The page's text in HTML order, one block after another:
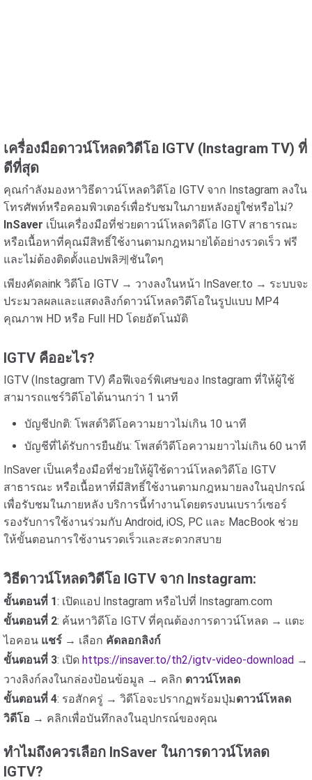
เครื่องมือดาวน์โหลดวิดีโอ IGTV (Instagram TV) ที่
ดีที่สุด
คุณกำลังมองหาวิธีดาวน์โหลดวิดีโอ IGTV จาก Instagram ลงใน
โทรศัพท์หรือคอมพิวเตอร์เพื่อรับชมในภายหลังอยู่ใช่หรือไม่?
InSaver เป็นเครื่องมือที่ช่วยดาวน์โหลดวิดีโอ IGTV สาธารณะ
หรือเนื้อหาที่คุณมีสิทธิ์ใช้งานตามกฎหมายได้อย่างรวดเร็ว ฟรี
และไม่ต้องติดตั้งแอปพลิ케ชันใดๆ
เพียงคัดลink วิดีโอ IGTV → วางลงในหน้า InSaver.to → ระบบจะ
ประมวลผลและแสดงลิงก์ดาวน์โหลดวิดีโอในรูปแบบ MP4
คุณภาพ HD หรือ Full HD โดยอัตโนมัติ
IGTV คืออะไร?
IGTV (Instagram TV) คือฟีเจอร์พิเศษของ Instagram ที่ให้ผู้ใช้
สามารถแชร์วิดีโอได้นานกว่า 1 นาที
บัญชีปกติ: โพสต์วิดีโอความยาวไม่เกิน 10 นาที
บัญชีที่ได้รับการยืนยัน: โพสต์วิดีโอความยาวไม่เกิน 60 นาที
InSaver เป็นเครื่องมือที่ช่วยให้ผู้ใช้ดาวน์โหลดวิดีโอ IGTV
สาธารณะ หรือเนื้อหาที่มีสิทธิ์ใช้งานตามกฎหมายลงในอุปกรณ์
เพื่อรับชมในภายหลัง บริการนี้ทำงานโดยตรงบนเบราว์เซอร์
รองรับการใช้งานร่วมกับ Android, iOS, PC และ MacBook ช่วย
ให้ขั้นตอนการใช้งานรวดเร็วและสะดวกสบาย
วิธีดาวน์โหลดวิดีโอ IGTV จาก Instagram:
ขั้นตอนที่ 1: เปิดแอป Instagram หรือไปที่ Instagram.com
ขั้นตอนที่ 2: ค้นหาวิดีโอ IGTV ที่คุณต้องการดาวน์โหลด → แตะ
ไอคอน แชร์ → เลือก คัดลอกลิงก์
ขั้นตอนที่ 3: เปิด https://insaver.to/th2/igtv-video-download →
วางลิงก์ลงในกล่องป้อนข้อมูล → คลิก ดาวน์โหลด
ขั้นตอนที่ 4: รอสักครู่ → วิดีโอจะปรากฏพร้อมปุ่มดาวน์โหลด
วิดีโอ → คลิกเพื่อบันทึกลงในอุปกรณ์ของคุณ
ทำไมถึงควรเลือก InSaver ในการดาวน์โหลด
IGTV?